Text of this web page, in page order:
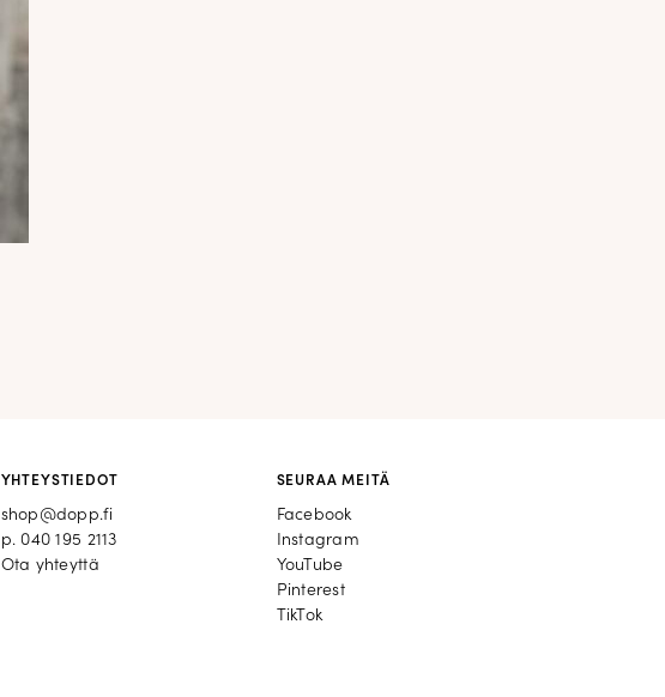
YHTEYSTIEDOT
shop@dopp.fi
p.040 195 2113
Ota yhteyttä
SEURAA MEITÄ
Facebook
Facebook
Instagram
Instagram
YouTube
YouTube
Pinterest
Pinterest
TikTok
TikTok